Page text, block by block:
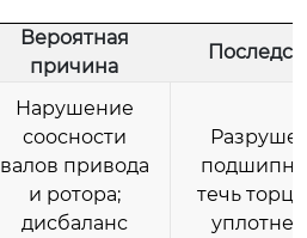
Вероятная
причина
Нарушение
соосности
валов привода
и ротора;
дисбаланс
течь